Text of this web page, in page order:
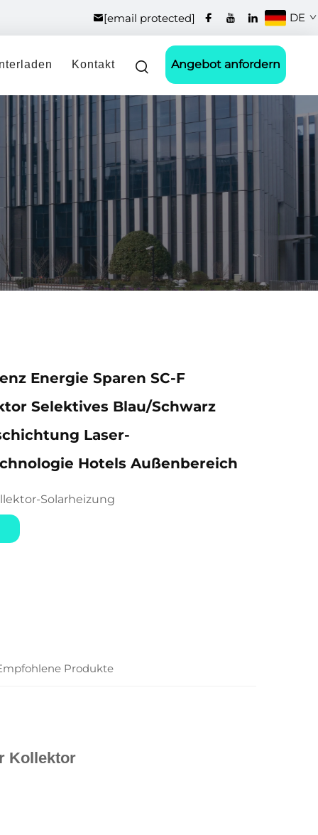
[email protected] DE
Kontakt Angebot anfordern
Energie Sparen SC-F
Selektives Blau/Schwarz
Laser-
Hotels Außenbereich
Solarheizung
Produkte
Kollektor